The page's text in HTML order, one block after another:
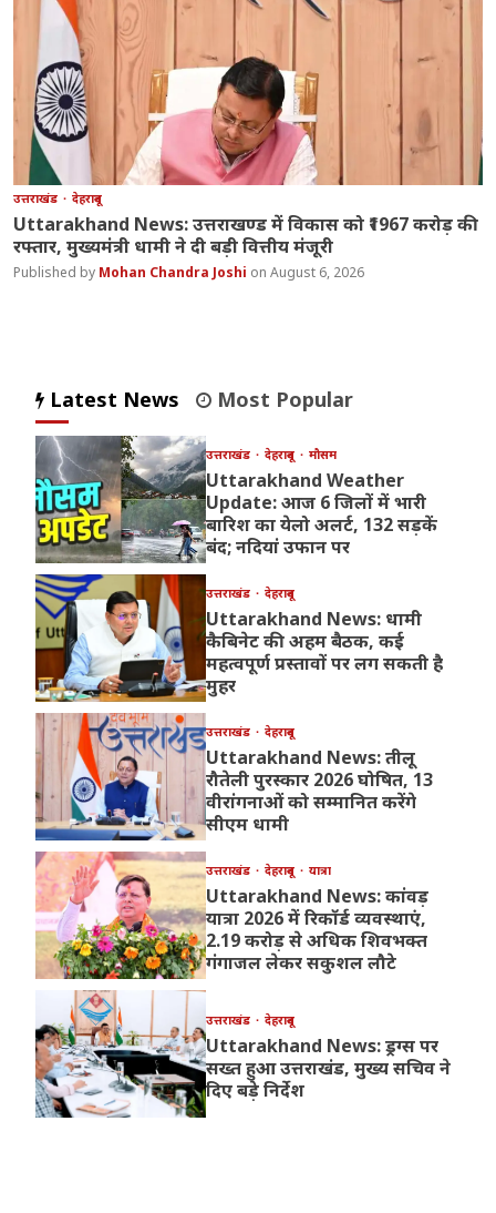
उत्तराखंड देहरादून
Uttarakhand News: उत्तराखण्ड में विकास को ₹1967 करोड़ की
रफ्तार, मुख्यमंत्री धामी ने दी बड़ी वित्तीय मंजूरी
Mohan Chandra Joshi August 6, 2026
Latest News Most Popular
उत्तराखंड देहरादून मौसम
Uttarakhand Weather
Update: आज 6 जिलों में भारी
बारिश का येलो अलर्ट, 132 सड़कें
बंद; नदियां उफान पर
उत्तराखंड देहरादून
Uttarakhand News: धामी
कैबिनेट की अहम बैठक, कई
महत्वपूर्ण प्रस्तावों पर लग सकती है
मुहर
उत्तराखंड देहरादून
Uttarakhand News: तीलू
रौतेली पुरस्कार 2026 घोषित, 13
वीरांगनाओं को सम्मानित करेंगे
सीएम धामी
उत्तराखंड देहरादून यात्रा
Uttarakhand News: कांवड़
यात्रा 2026 में रिकॉर्ड व्यवस्थाएं,
2.19 करोड़ से अधिक शिवभक्त
गंगाजल लेकर सकुशल लौटे
उत्तराखंड देहरादून
Uttarakhand News: ड्रग्स पर
सख्त हुआ उत्तराखंड, मुख्य सचिव ने
दिए बड़े निर्देश